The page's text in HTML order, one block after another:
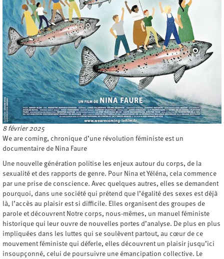
8 février 2025
We are coming, chronique d’une révolution féministe est un
documentaire de Nina Faure
Une nouvelle génération politise les enjeux autour du corps, de la
sexualité et des rapports de genre. Pour Nina et Yéléna, cela commence
par une prise de conscience. Avec quelques autres, elles se demandent
pourquoi, dans une société qui prétend que l’égalité des sexes est déjà
là, l’accès au plaisir est si difficile. Elles organisent des groupes de
parole et découvrent Notre corps, nous-mêmes, un manuel féministe
historique qui leur ouvre de nouvelles portes d’analyse. De plus en plus
impliquées dans les luttes qui se soulèvent partout, au cœur de ce
mouvement féministe qui déferle, elles découvrent un plaisir jusqu’ici
insoupçonné, celui de poursuivre une émancipation collective. Le